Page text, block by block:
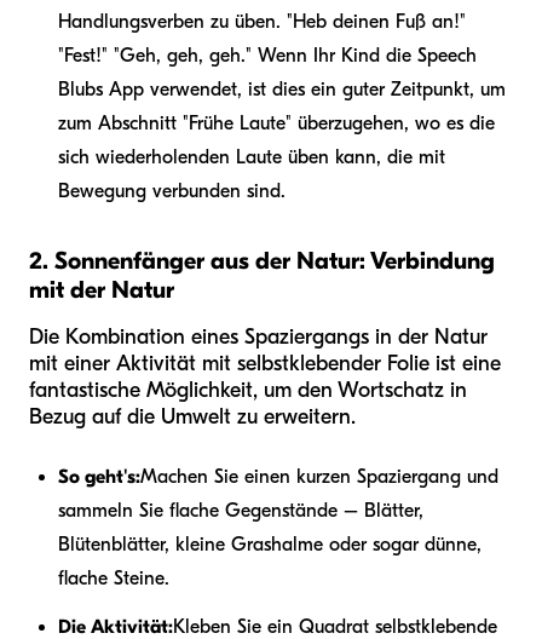
Handlungsverben zu üben. "Heb deinen Fuß an!"
"Fest!" "Geh, geh, geh." Wenn Ihr Kind die Speech
Blubs App verwendet, ist dies ein guter Zeitpunkt, um
zum Abschnitt "Frühe Laute" überzugehen, wo es die
sich wiederholenden Laute üben kann, die mit
Bewegung verbunden sind.
2. Sonnenfänger aus der Natur: Verbindung
mit der Natur
Die Kombination eines Spaziergangs in der Natur
mit einer Aktivität mit selbstklebender Folie ist eine
fantastische Möglichkeit, um den Wortschatz in
Bezug auf die Umwelt zu erweitern.
So geht's:Machen Sie einen kurzen Spaziergang und
sammeln Sie flache Gegenstände – Blätter,
Blütenblätter, kleine Grashalme oder sogar dünne,
flache Steine.
Die Aktivität:Kleben Sie ein Quadrat selbstklebende